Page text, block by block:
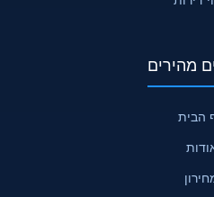
מהירים
הבית